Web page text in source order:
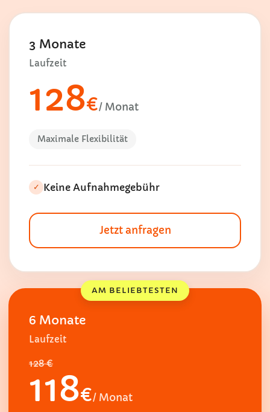
3 Monate
Laufzeit
128€/ Monat
Maximale Flexibilität
✓ Keine Aufnahmegebühr
Jetzt anfragen
AM BELIEBTESTEN
6 Monate
Laufzeit
128 €
118€/ Monat